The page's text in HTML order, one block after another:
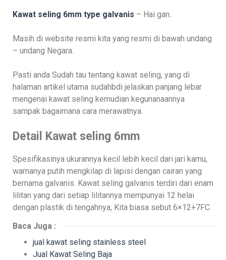
Kawat seling 6mm type galvanis – Hai gan..
Masih di website resmi kita yang resmi di bawah undang
– undang Negara.
Pasti anda Sudah tau tentang kawat seling, yang di
halaman artikel utama sudahbdi jelaskan panjang lebar
mengenai kawat seling kemudian kegunanaannya
sampak bagaimana cara merawatnya.
Detail Kawat seling 6mm
Spesifikasinya ukurannya kecil lebih kecil dari jari kamu,
warnanya putih mengkilap di lapisi dengan cairan yang
bernama galvanis. Kawat seling galvanis terdiri dari enam
lilitan yang dari setiap lilitannya mempunyai 12 helai
dengan plastik di tengahnya, Kita biasa sebut 6×12+7FC.
Baca Juga :
jual kawat seling stainless steel
Jual Kawat Seling Baja